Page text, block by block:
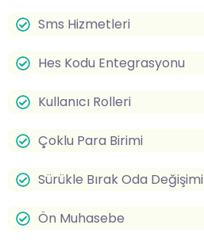
Sms Hizmetleri
Hes Kodu Entegrasyonu
Kullanıcı Rolleri
Çoklu Para Birimi
Sürükle Bırak Oda Değişimi
Ön Muhasebe